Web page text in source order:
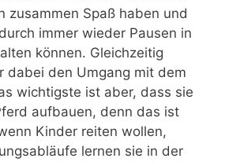
zusammen Spaß haben und
immer wieder Pausen in
können. Gleichzeitig
dabei den Umgang mit dem
wichtigste ist aber, dass sie
aufbauen, denn das ist
Kinder reiten wollen,
lernen sie in der